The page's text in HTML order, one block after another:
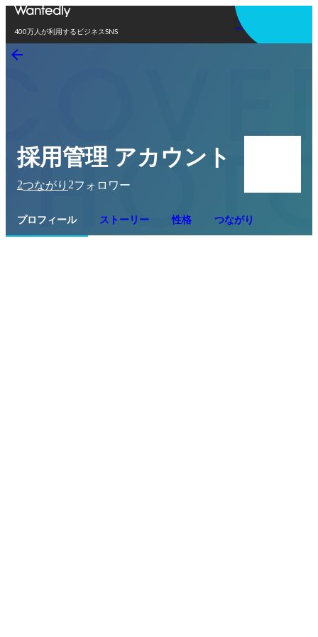
400万人が利用するビジネスSNS
アプリを使う
採用管理 アカウント
2つながり 2フォロワー
プロフィール ストーリー 性格 つながり